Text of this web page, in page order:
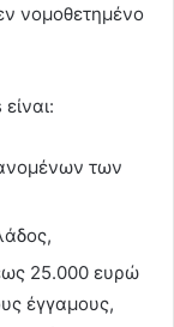
νομοθετημένο
των
25.000 ευρώ
έγγαμους,